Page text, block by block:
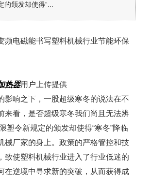
颁发却使得“...
频电磁能书写塑料机械行业节能环保
热器用户上传提供
影响之下，一股超级寒冬的说法在不
来看，是否超级寒冬我们尚且无法辨
塑令新规定的颁发却使得“寒冬”降临
械厂家的身上。政策的严格管控和技
致使塑料机械行业进入了行业低迷的
在逆境中寻求新的突破，从而获得成